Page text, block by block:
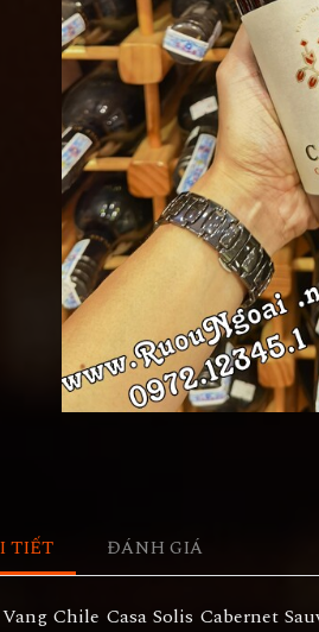
TIẾT ĐÁNH GIÁ
Chile Casa Solis Cabernet